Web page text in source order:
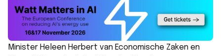
Minister Heleen Herbert van Economische Zaken en